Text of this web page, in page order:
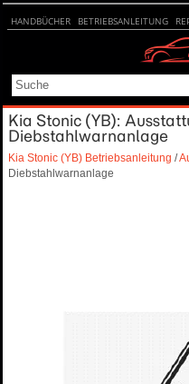
HANDBÜCHER BETRIEBSANLEITUNG
Kia Stonic (YB):
Diebstahlwarnanlage
Kia Stonic (YB) Betriebsanleitung /
Diebstahlwarnanlage